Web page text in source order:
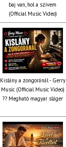
baj van, hol a szívem
(Official Music Video)
Kislány a zongoránál - Gerry
Music (Official Music Video)
?? Megható magyar sláger